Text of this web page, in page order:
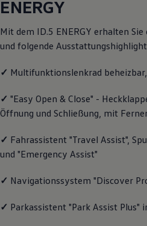
Pannen- und
Economy Service
Volkswagen Teile
Transport
Entertainment
Individualisieren
Digitale Extras
Dienste für Ihr
Volkswagen
Updates für
ENERGY
Mit dem ID.5 ENERGY erhalten
und folgende
✓ Multifunktionslenkrad
✓ "Easy Open & Close" -
Öffnung und Schließung, mit
✓ Fahrassistent "Travel Assist",
und "Emergency Assist"
✓ Navigationssystem "Discover
✓ Parkassistent "Park Assist Plus"